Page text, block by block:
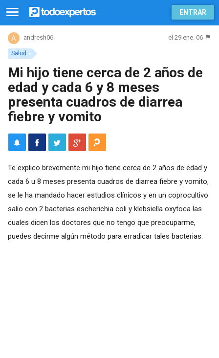
ENTRAR
Salud
andresh06 el 29 ene. 06
Mi hijo tiene cerca de 2 años de
edad y cada 6 y 8 meses
presenta cuadros de diarrea
fiebre y vomito
Te explico brevemente mi hijo tiene cerca de 2 años de edad y
cada 6 u 8 meses presenta cuadros de diarrea fiebre y vomito,
se le ha mandado hacer estudios clínicos y en un coprocultivo
salio con 2 bacterias escherichia coli y klebsiella oxytoca las
cuales dicen los doctores que no tengo que preocuparme,
puedes decirme algún método para erradicar tales bacterias.